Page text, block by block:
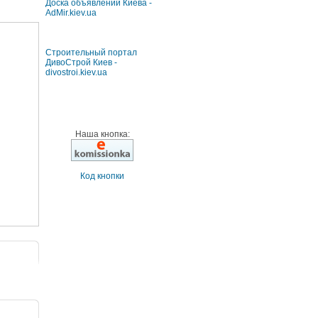
Доска объявлений Киева -
AdMir.kiev.ua
Строительный портал
ДивоСтрой Киев -
divostroi.kiev.ua
Наша кнопка:
Код кнопки